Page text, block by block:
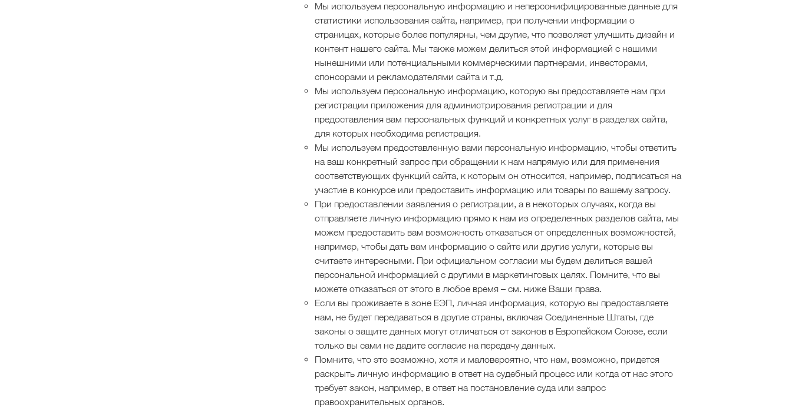
Мы используем персональную информацию и неперсонифицированные данные для
статистики использования сайта, например, при получении информации о
страницах, которые более популярны, чем другие, что позволяет улучшить дизайн и
контент нашего сайта. Мы также можем делиться этой информацией с нашими
нынешними или потенциальными коммерческими партнерами, инвесторами,
спонсорами и рекламодателями сайта и т.д.
Мы используем персональную информацию, которую вы предоставляете нам при
регистрации приложения для администрирования регистрации и для
предоставления вам персональных функций и конкретных услуг в разделах сайта,
для которых необходима регистрация.
Мы используем предоставленную вами персональную информацию, чтобы ответить
на ваш конкретный запрос при обращении к нам напрямую или для применения
соответствующих функций сайта, к которым он относится, например, подписаться на
участие в конкурсе или предоставить ​​информацию или товары по вашему запросу.
При предоставлении заявления о регистрации, а в некоторых случаях, когда вы
отправляете личную информацию прямо к нам из определенных разделов сайта, мы
можем предоставить вам возможность отказаться от определенных возможностей,
например, чтобы дать вам информацию о сайте или другие услуги, которые вы
считаете интересными. При официальном согласии мы будем делиться вашей
персональной информацией с другими в маркетинговых целях. Помните, что вы
можете отказаться от этого в любое время – см. ниже Ваши права.
Если вы проживаете в зоне ЕЭП, личная информация, которую вы предоставляете
нам, не будет передаваться в другие страны, включая Соединенные Штаты, где
законы о защите данных могут отличаться от законов в Европейском Союзе, если
только вы сами не дадите согласие на передачу данных.
Помните, что это возможно, хотя и маловероятно, что нам, возможно, придется
раскрыть личную информацию в ответ на судебный процесс или когда от нас этого
требует закон, например, в ответ на постановление суда или запрос
правоохранительных органов.